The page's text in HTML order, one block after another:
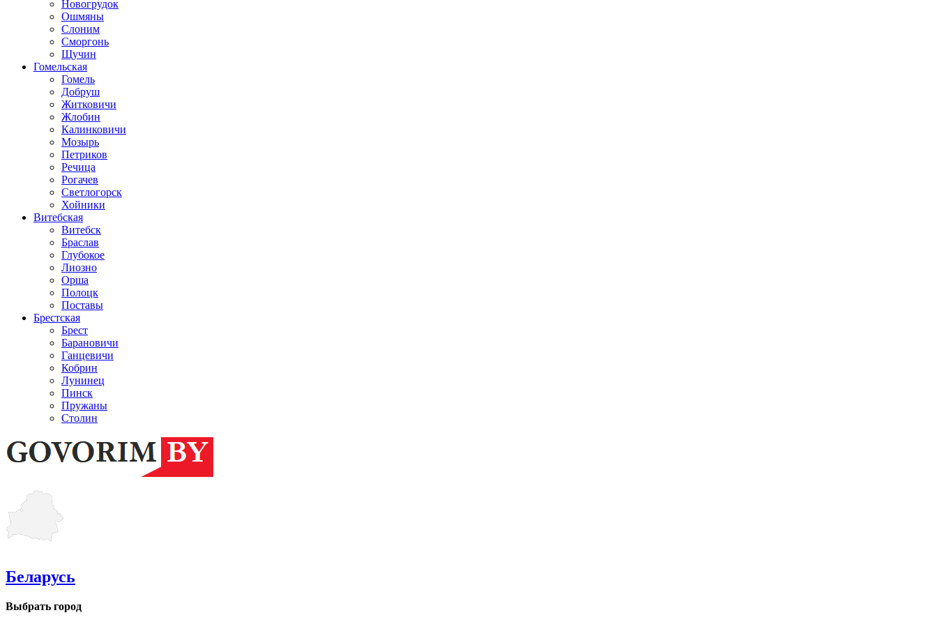
Новогрудок
Ошмяны
Слоним
Сморгонь
Щучин
Гомельская
Гомель
Добруш
Житковичи
Жлобин
Калинковичи
Мозырь
Петриков
Речица
Рогачев
Светлогорск
Хойники
Витебская
Витебск
Браслав
Глубокое
Лиозно
Орша
Полоцк
Поставы
Брестская
Брест
Барановичи
Ганцевичи
Кобрин
Лунинец
Пинск
Пружаны
Столин
Беларусь
Выбрать город